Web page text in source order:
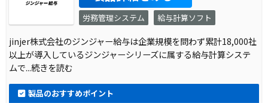
製品の導入により改善した業務
入社手続きの自動化とアラート機能により、本
社人事の業務負荷が軽減され、従業員とのコミ
ュニケーションも活性化しました。
労務管理システム 給与計算ソフト
jinjer株式会社のジンジャー給与は企業規模を問わず累計18,000社
以上が導入しているジンジャーシリーズに属する給与計算システ
ムで...続きを読む
製品のおすすめポイント